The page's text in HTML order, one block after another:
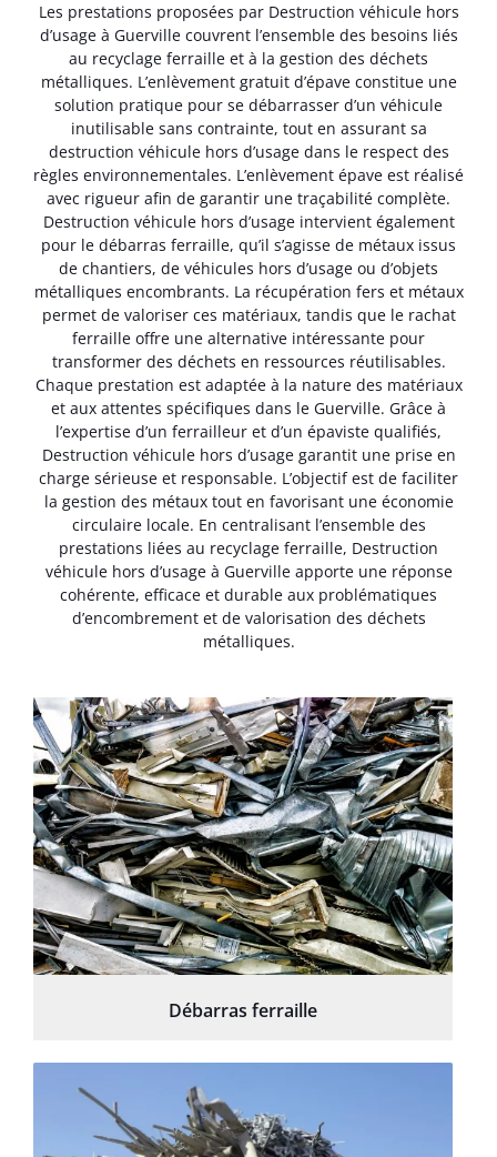
Les prestations proposées par Destruction véhicule hors
d’usage à Guerville couvrent l’ensemble des besoins liés
au recyclage ferraille et à la gestion des déchets
métalliques. L’enlèvement gratuit d’épave constitue une
solution pratique pour se débarrasser d’un véhicule
inutilisable sans contrainte, tout en assurant sa
destruction véhicule hors d’usage dans le respect des
règles environnementales. L’enlèvement épave est réalisé
avec rigueur afin de garantir une traçabilité complète.
Destruction véhicule hors d’usage intervient également
pour le débarras ferraille, qu’il s’agisse de métaux issus
de chantiers, de véhicules hors d’usage ou d’objets
métalliques encombrants. La récupération fers et métaux
permet de valoriser ces matériaux, tandis que le rachat
ferraille offre une alternative intéressante pour
transformer des déchets en ressources réutilisables.
Chaque prestation est adaptée à la nature des matériaux
et aux attentes spécifiques dans le Guerville. Grâce à
l’expertise d’un ferrailleur et d’un épaviste qualifiés,
Destruction véhicule hors d’usage garantit une prise en
charge sérieuse et responsable. L’objectif est de faciliter
la gestion des métaux tout en favorisant une économie
circulaire locale. En centralisant l’ensemble des
prestations liées au recyclage ferraille, Destruction
véhicule hors d’usage à Guerville apporte une réponse
cohérente, efficace et durable aux problématiques
d’encombrement et de valorisation des déchets
métalliques.
Débarras ferraille